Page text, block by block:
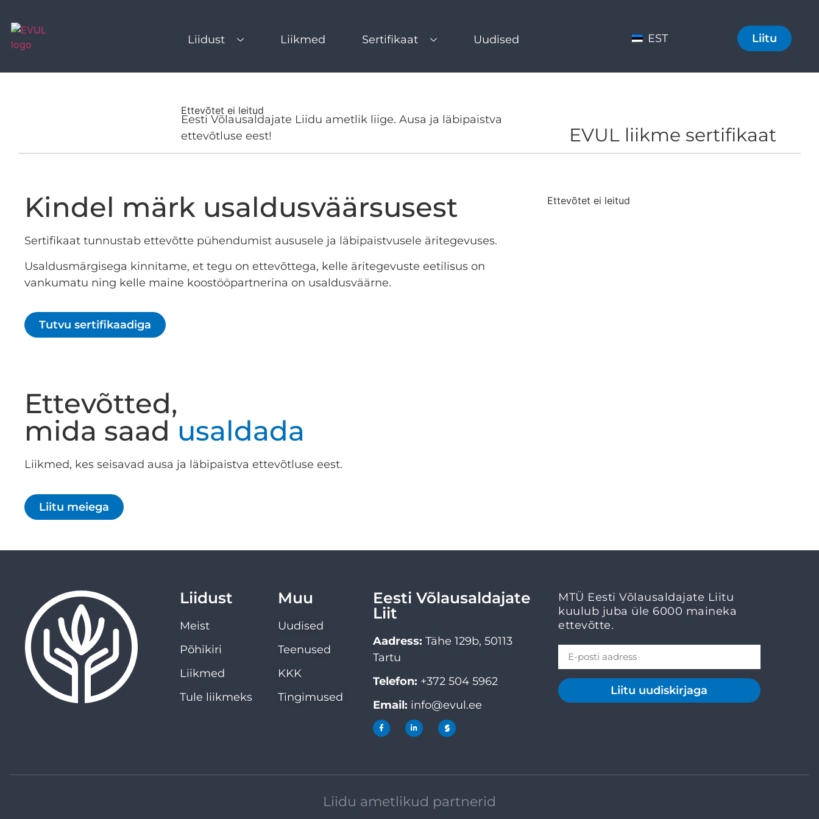
Liidust Liikmed Sertifikaat Uudised EST Liitu
Ettevõtet ei leitud
Eesti Võlausaldajate Liidu ametlik liige. Ausa ja läbipaistva
ettevõtluse eest!
EVUL liikme sertifikaat
Kindel märk usaldusväärsusest
Sertifikaat tunnustab ettevõtte pühendumist aususele ja läbipaistvusele äritegevuses.
Usaldusmärgisega kinnitame, et tegu on ettevõttega, kelle äritegevuste eetilisus on
vankumatu ning kelle maine koostööpartnerina on usaldusväärne.
Tutvu sertifikaadiga
Ettevõtted,
mida saad usaldada
Liikmed, kes seisavad ausa ja läbipaistva ettevõtluse eest.
Liitu meiega
Ettevõtet ei leitud
Liidust
Meist
Põhikiri
Liikmed
Tule liikmeks
Muu
Uudised
Teenused
KKK
Tingimused
Eesti Võlausaldajate
Liit
Aadress: Tähe 129b, 50113
Tartu
Telefon: +372 504 5962
Email: info@evul.ee
MTÜ Eesti Võlausaldajate Liitu
kuulub juba üle 6000 maineka
ettevõtte.
Liitu uudiskirjaga
Liidu ametlikud partnerid